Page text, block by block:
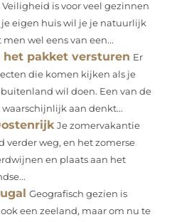
Veiligheid is voor veel gezinnen
eigen huis wil je je natuurlijk
wel eens van een...
het pakket versturen Er
die komen kijken als je
wil doen. Een van de
aan denkt...
Je zomervakantie
verder weg, en het zomerse
en plaats aan het
Geografisch gezien is
een zeeland, maar om nu te